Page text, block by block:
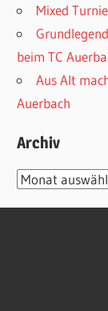
Mixed
beim TC
Aus Alt
Auerbach
Archiv
Archiv